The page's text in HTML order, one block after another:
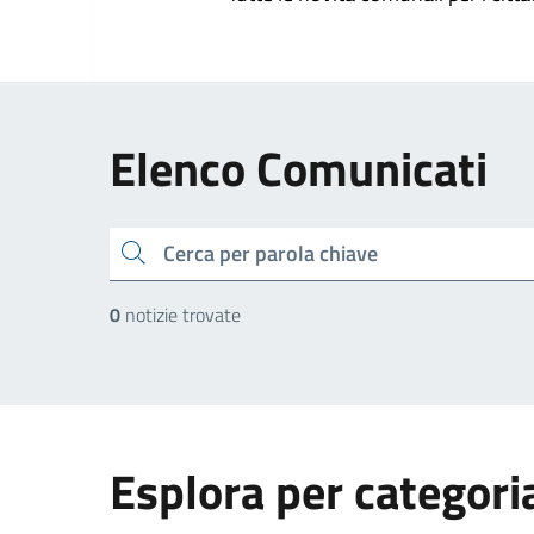
Elenco Comunicati
cerca
0 notizie trovate
Esplora per